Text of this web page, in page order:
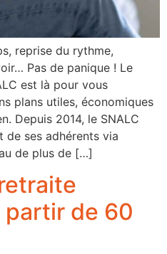
reprise du rythme,
Pas de panique ! Le
est là pour vous
plans utiles, économiques
Depuis 2014, le SNALC
de ses adhérents via
de plus de […]
partir de 60